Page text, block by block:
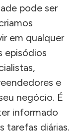
pode ser
em qualquer
episódios
e
negócio. É
informado
tarefas diárias.